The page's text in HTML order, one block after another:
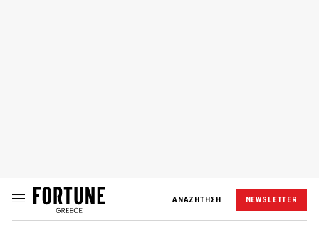
ΑΝΑΖΗΤΗΣΗ NEWSLETTER